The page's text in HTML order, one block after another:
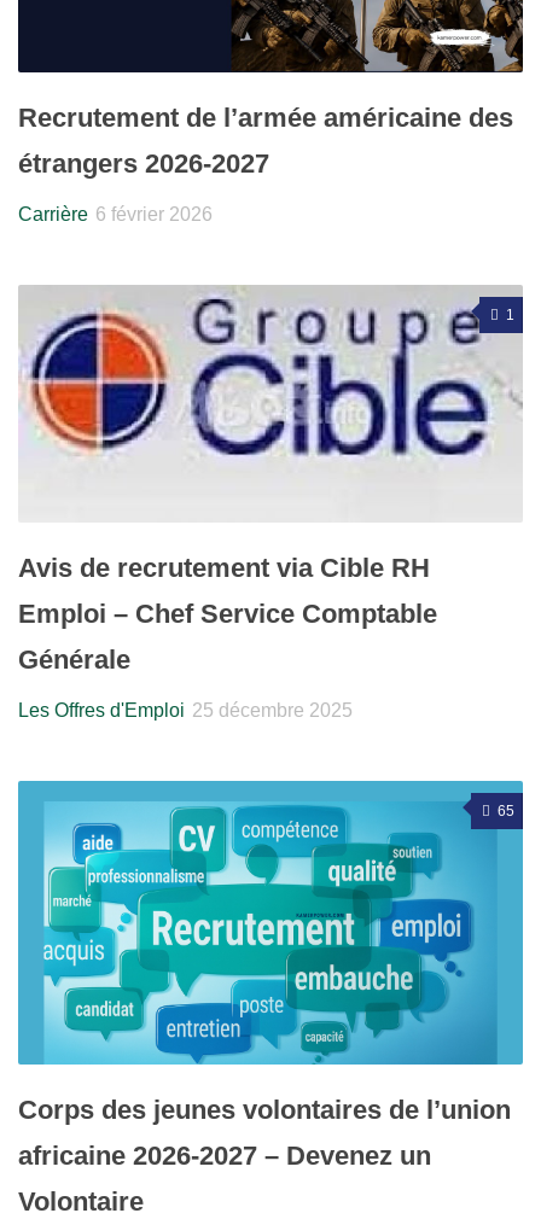
Recrutement de l’armée américaine des
étrangers 2026-2027
Carrière 6 février 2026
1
Avis de recrutement via Cible RH
Emploi – Chef Service Comptable
Générale
Les Offres d'Emploi 25 décembre 2025
65
Corps des jeunes volontaires de l’union
africaine 2026-2027 – Devenez un
Volontaire